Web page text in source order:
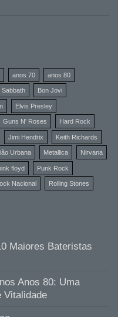
anos 70 anos 80
Sabbath Bon Jovi
Elvis Presley
Guns N' Roses Hard Rock
Jimi Hendrix Keith Richards
Urbana Metallica Nirvana
floyd Punk Rock
Nacional Rolling Stones
Maiores Bateristas
Anos 80: Uma
Vitalidade